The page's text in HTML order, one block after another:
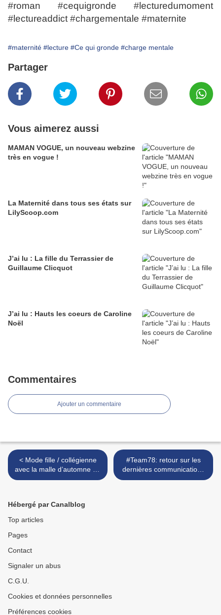
#roman #cequigronde #lecturedumoment
#lectureaddict #chargementale #maternite
#maternité #lecture #Ce qui gronde #charge mentale
Partager
Vous aimerez aussi
MAMAN VOGUE, un nouveau webzine
très en vogue !
La Maternité dans tous ses états sur
LilyScoop.com
J’ai lu : La fille du Terrassier de
Guillaume Clicquot
J’ai lu : Hauts les coeurs de Caroline
Noël
Commentaires
Ajouter un commentaire
< Mode fille / collégienne
avec la malle d’automne de
Little Cigogne
#Team78: retour sur les
dernières communications
des ambassadrices du
Hébergé par Canalblog
Top articles
Pages
Contact
Signaler un abus
C.G.U.
Cookies et données personnelles
Préférences cookies